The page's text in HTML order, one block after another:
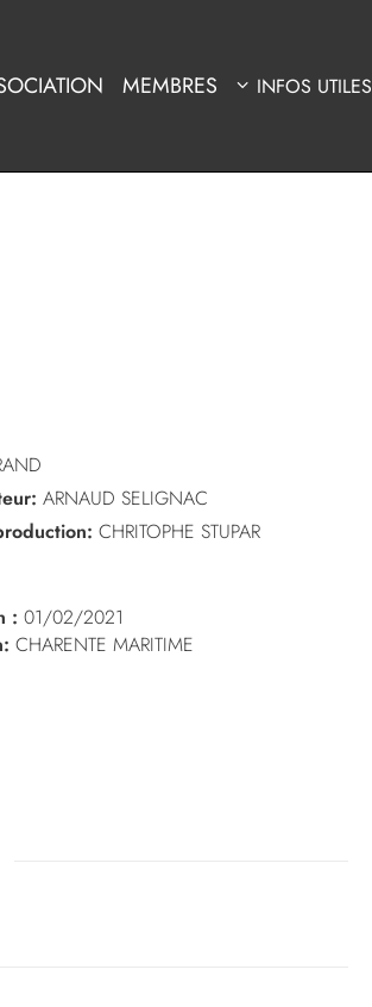
MEMBRES INFOS UTILES
ARNAUD SELIGNAC
CHRITOPHE STUPAR
: 01/02/2021
CHARENTE MARITIME